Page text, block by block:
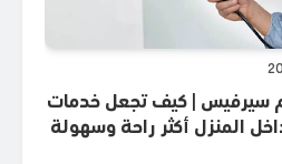
سيرفيس | كيف تجعل خدمات
المنزل أكثر راحة وسهولة